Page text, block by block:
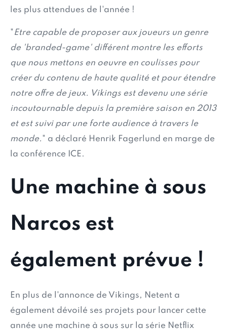
les plus attendues de l'année !
" Etre capable de proposer aux joueurs un genre
de 'branded-game' différent montre les efforts
que nous mettons en oeuvre en coulisses pour
créer du contenu de haute qualité et pour étendre
notre offre de jeux. Vikings est devenu une série
incoutournable depuis la première saison en 2013
et est suivi par une forte audience à travers le
monde. " a déclaré Henrik Fagerlund en marge de
la conférence ICE.
Une machine à sous
Narcos est
également prévue !
En plus de l'annonce de Vikings, Netent a
également dévoilé ses projets pour lancer cette
année une machine à sous sur la série Netflix